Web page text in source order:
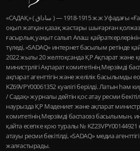
«САДАҚ» ( ساداق ) — 1915-1918 ж.ж Уфадағы «Ғалия» медресесінде
оқып жатқан қазақ жастары шығарған
ғасырлық уақыт салып Алаш
түледі, «SADAQ» интернет басылым ретінде
2022 жылы 20 желтоқсанда ҚР Ақпарат және
министрлігі Ақпарат комитетінің Мерзімді
ақпарат агенттігін және желілік басылымды
KZ69VPY00061352 куәлігі берілді. Латын һәм
/ Садақ» журналы дейтін қос атау ресми
наурызда ҚР Мәдениет және ақпарат
комитетінің Мерзімді баспасөз басылымын,
қайта есепке қою туралы № KZ23VPY00144921
атауы ресми бекітілді, «SADAQ» медиа
жалғастырады.